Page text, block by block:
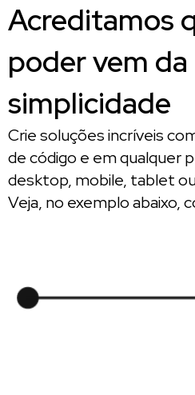
Acreditamos
poder vem da
simplicidade
Crie soluções incríveis
de código e em qualquer
desktop, mobile, tablet
Veja, no exemplo abaixo,